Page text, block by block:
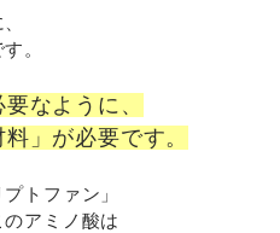
。
なように、
」が必要です。
トファン」
アミノ酸は